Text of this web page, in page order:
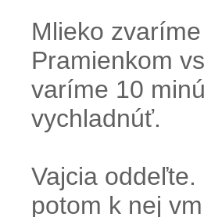
Mlieko
Pramienkom
varíme 10
vychladnúť.
Vajcia
potom k nej